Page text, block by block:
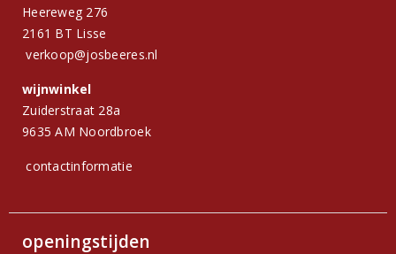
Heereweg 276
2161 BT Lisse
verkoop@josbeeres.nl
wijnwinkel
Zuiderstraat 28a
9635 AM Noordbroek
contactinformatie
openingstijden